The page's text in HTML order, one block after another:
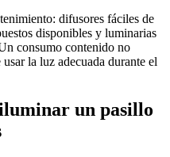
difusores fáciles de
disponibles y luminarias
consumo contenido no
la luz adecuada durante el
un pasillo